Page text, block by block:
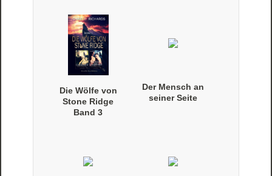
Die Wölfe von
Stone Ridge
Band 3
Der Mensch an
seiner Seite